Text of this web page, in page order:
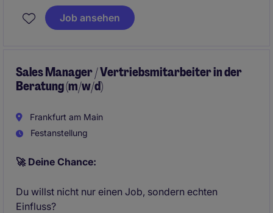
Northern Europe. You'll drive new projects, build key
partnerships, and shape the market for a globally
Job ansehen
Sales Manager / Vertriebsmitarbeiter in der
Beratung (m/w/d)
Frankfurt am Main
Festanstellung
🚀 Deine Chance:
Du willst nicht nur einen Job, sondern echten
Einfluss?